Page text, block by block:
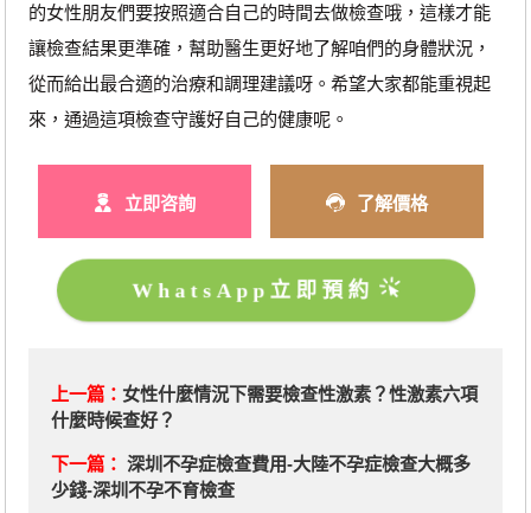
的女性朋友們要按照適合自己的時間去做檢查哦，這樣才能
讓檢查結果更準確，幫助醫生更好地了解咱們的身體狀況，
從而給出最合適的治療和調理建議呀。希望大家都能重視起
來，通過這項檢查守護好自己的健康呢。
立即咨詢 了解價格
WhatsApp立即預約
上一篇： 女性什麼情況下需要檢查性激素？性激素六項
什麼時候查好？
下一篇： 深圳不孕症檢查費用-大陸不孕症檢查大概多
少錢-深圳不孕不育檢查